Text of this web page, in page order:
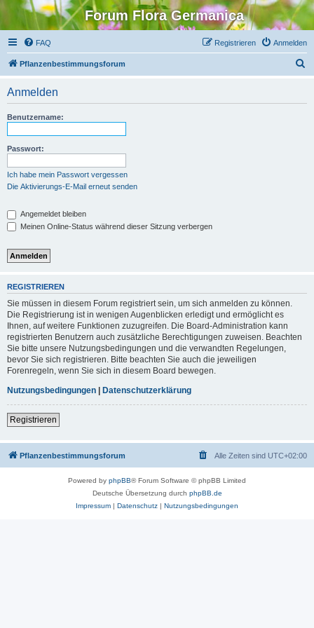
Forum Flora Germanica
FAQ Anmelden
Registrieren
Pflanzenbestimmungsforum
Anmelden
Benutzername:
Passwort:
Ich habe mein Passwort vergessen
Die Aktivierungs-E-Mail erneut senden
Angemeldet bleiben
Meinen Online-Status während dieser Sitzung verbergen
REGISTRIEREN
Sie müssen in diesem Forum registriert sein, um sich anmelden zu können.
Die Registrierung ist in wenigen Augenblicken erledigt und ermöglicht es
Ihnen, auf weitere Funktionen zuzugreifen. Die Board-Administration kann
registrierten Benutzern auch zusätzliche Berechtigungen zuweisen. Beachten
Sie bitte unsere Nutzungsbedingungen und die verwandten Regelungen,
bevor Sie sich registrieren. Bitte beachten Sie auch die jeweiligen
Forenregeln, wenn Sie sich in diesem Board bewegen.
Nutzungsbedingungen | Datenschutzerklärung
Registrieren
Pflanzenbestimmungsforum Alle Zeiten sind UTC+02:00
Powered by phpBB® Forum Software © phpBB Limited
Deutsche Übersetzung durch phpBB.de
Impressum | Datenschutz | Nutzungsbedingungen